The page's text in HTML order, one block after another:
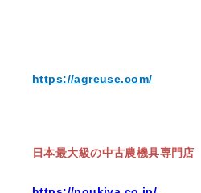
https://agreuse.com/
日本最大級の中古農機具専門店